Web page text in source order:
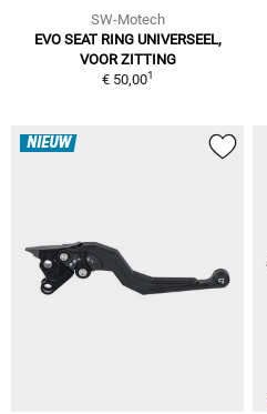
SW-Motech
EVO SEAT RING UNIVERSEEL,
VOOR ZITTING
€ 50,001
NIEUW